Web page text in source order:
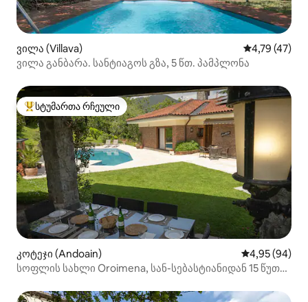
ვილა (Villava) საშუალო
4,79 (47)
ვილა განბარა. სანტიაგოს გზა, 5 წთ. პამპლონა
სტუმართა რჩეული მოწინავე ვარიანტი
სტუმართა რჩეული
კოტეჯი (Andoain) საშუალო
4,95 (94)
სოფლის სახლი Oroimena, სან-სებასტიანიდან 15 წუთის